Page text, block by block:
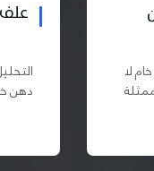
علف
عن 19% دهن خام لا
طاقة ممثلة لا